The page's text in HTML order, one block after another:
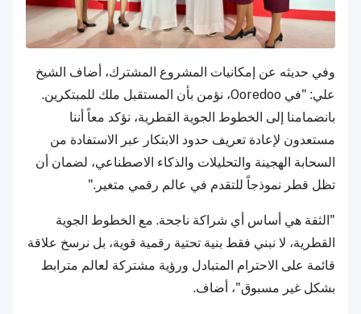
وفي حديثه عن إمكانيات المشروع المشترك، أضاف الشيخ
علي: "في Ooredoo، نؤمن بأن المستقبل ملك للمبتكرين.
بانضمامنا إلى الخطوط الجوية القطرية، نؤكد معاً أننا
مستعدون لإعادة تعريف حدود الابتكار عبر الاستفادة من
السحابة الهجينة والتحليلات والذكاء الاصطناعي، لضمان أن
تظل قطر نموذجاً للتقدم في عالم رقمي متغير."
"الثقة هي أساس أي شراكة ناجحة. مع الخطوط الجوية
القطرية، لا نبني فقط بنية تحتية رقمية قوية، بل نرسخ علاقة
قائمة على الاحترام المتبادل ورؤية مشتركة لعالم مترابط
بشكل غير مسبوق"، أضاف.